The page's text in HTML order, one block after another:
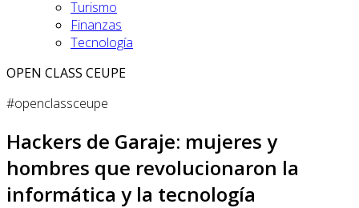
Turismo
Finanzas
Tecnología
OPEN CLASS CEUPE
#openclassceupe
Hackers de Garaje: mujeres y
hombres que revolucionaron la
informática y la tecnología